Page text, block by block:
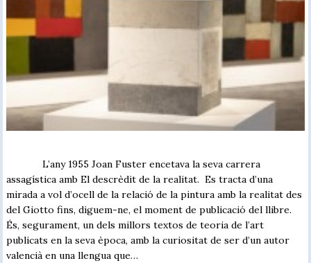
L’any 1955 Joan Fuster encetava la seva carrera
assagística amb El descrèdit de la realitat. Es tracta d’una
mirada a vol d’ocell de la relació de la pintura amb la realitat des
del Giotto fins, diguem-ne, el moment de publicació del llibre.
És, segurament, un dels millors textos de teoria de l’art
publicats en la seva època, amb la curiositat de ser d’un autor
valencià en una llengua que…